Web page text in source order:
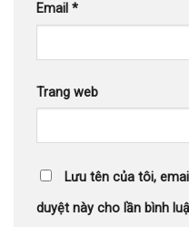
Email *
Trang web
Lưu tên của tôi,
duyệt này cho lần bình